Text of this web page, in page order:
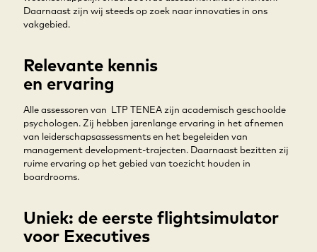
Daarnaast zijn wij steeds op zoek naar innovaties in ons
vakgebied.
Relevante kennis
en ervaring
Alle assessoren van LTP TENEA zijn academisch geschoolde
psychologen. Zij hebben jarenlange ervaring in het afnemen
van leiderschapsassessments en het begeleiden van
management development-trajecten. Daarnaast bezitten zij
ruime ervaring op het gebied van toezicht houden in
boardrooms.
Uniek: de eerste flightsimulator
voor Executives